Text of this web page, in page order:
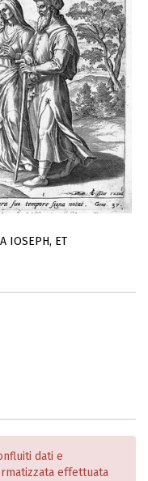
IOSEPH, ET
dati e
effettuata